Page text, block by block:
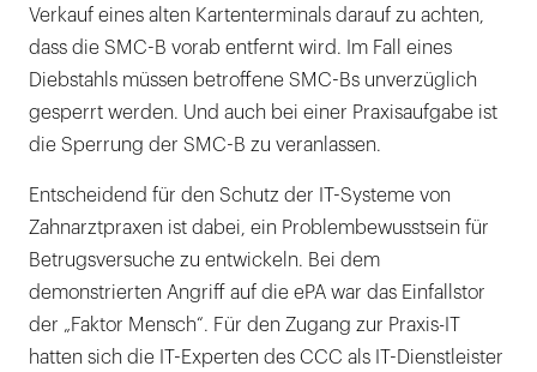
Verkauf eines alten Kartenterminals darauf zu achten,
dass die SMC-B vorab entfernt wird. Im Fall eines
Diebstahls müssen betroffene SMC-Bs unverzüglich
gesperrt werden. Und auch bei einer Praxisaufgabe ist
die Sperrung der SMC-B zu veranlassen.
Entscheidend für den Schutz der IT-Systeme von
Zahnarztpraxen ist dabei, ein Problembewusstsein für
Betrugsversuche zu entwickeln. Bei dem
demonstrierten Angriff auf die ePA war das Einfallstor
der „Faktor Mensch“. Für den Zugang zur Praxis-IT
hatten sich die IT-Experten des CCC als IT-Dienstleister